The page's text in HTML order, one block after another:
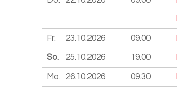
Fr. 23.10.2026 09.00
So. 25.10.2026 19.00
Mo. 26.10.2026 09.30